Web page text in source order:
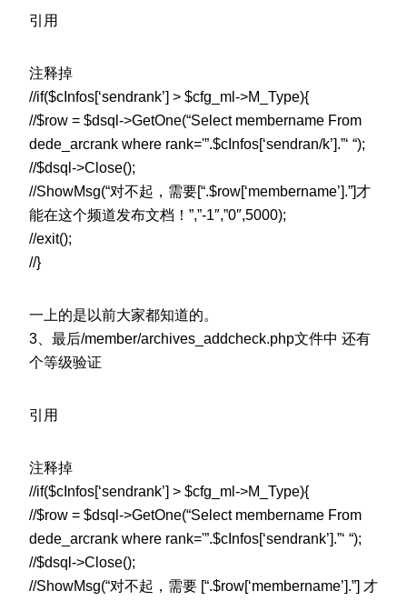
引用
注释掉
//if($cInfos[‘sendrank’] > $cfg_ml->M_Type){
//$row = $dsql->GetOne(“Select membername From
dede_arcrank where rank='”.$cInfos[‘sendran/k’].”‘ “);
//$dsql->Close();
//ShowMsg(“对不起，需要[“.$row[‘membername’].”]才
能在这个频道发布文档！”,”-1″,”0″,5000);
//exit();
//}
一上的是以前大家都知道的。
3、最后/member/archives_addcheck.php文件中 还有
个等级验证
引用
注释掉
//if($cInfos[‘sendrank’] > $cfg_ml->M_Type){
//$row = $dsql->GetOne(“Select membername From
dede_arcrank where rank='”.$cInfos[‘sendrank’].”‘ “);
//$dsql->Close();
//ShowMsg(“对不起，需要 [“.$row[‘membername’].”] 才